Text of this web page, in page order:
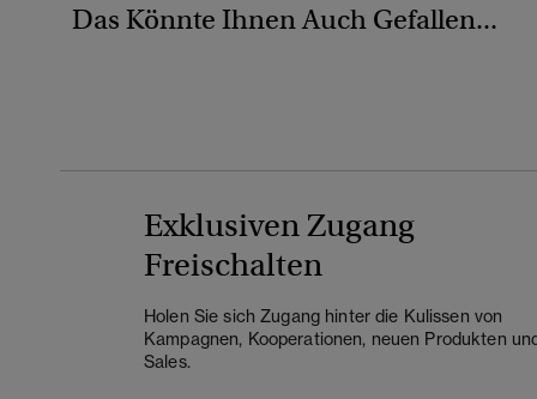
Das Könnte Ihnen Auch Gefallen...
Exklusiven Zugang
Freischalten
Holen Sie sich Zugang hinter die Kulissen von
Kampagnen, Kooperationen, neuen Produkten
Sales.